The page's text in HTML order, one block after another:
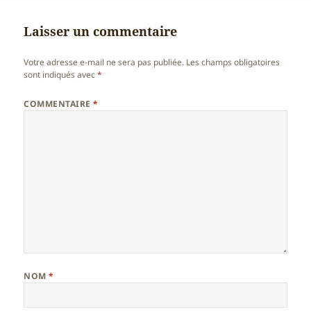
Laisser un commentaire
Votre adresse e-mail ne sera pas publiée. Les champs obligatoires
sont indiqués avec*
COMMENTAIRE*
NOM*